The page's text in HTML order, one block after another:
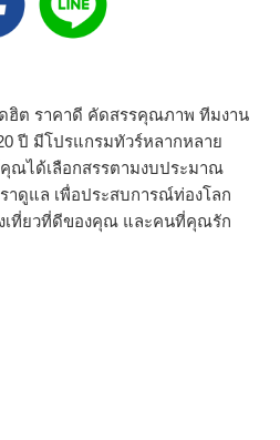
ฮิต ราคาดี คัดสรรคุณภาพ ทีมงาน
ปี มีโปรแกรมทัวร์หลากหลาย
ณได้เลือกสรรตามงบประมาณ
าดูแล เพื่อประสบการณ์ท่องโลก
เที่ยวที่ดีของคุณ และคนที่คุณรัก